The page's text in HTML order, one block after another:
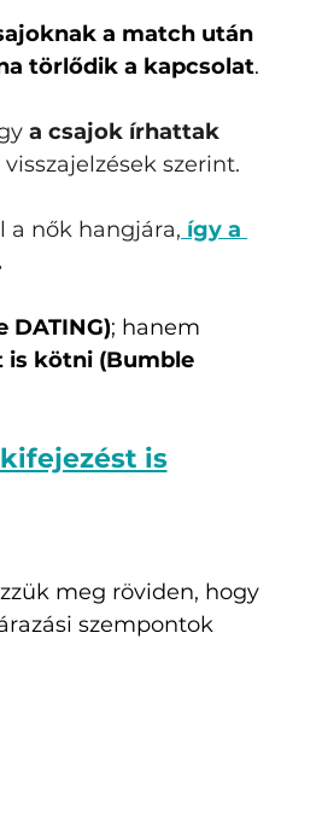
a match után
törlődik a kapcsolat.
a csajok írhattak
szerint.
a nők hangjára, így a
DATING); hanem
is kötni (Bumble
is
meg röviden, hogy
szempontok